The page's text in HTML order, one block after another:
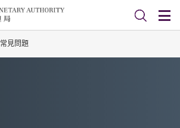
常見問題